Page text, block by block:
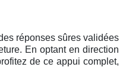
réponses sûres validées
En optant en direction
de ce appui complet,